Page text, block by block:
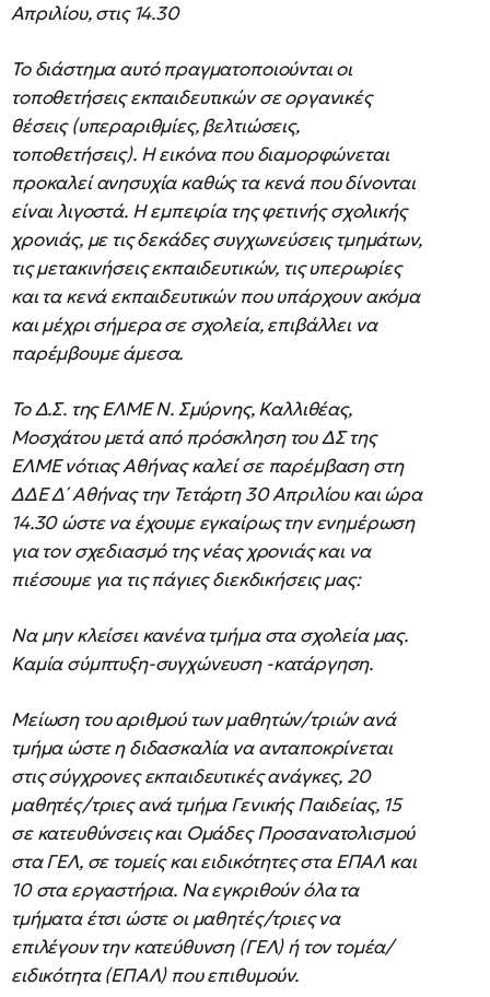
Απριλίου, στις 14.30
Το διάστημα αυτό πραγματοποιούνται οι
τοποθετήσεις εκπαιδευτικών σε οργανικές
θέσεις (υπεραριθμίες, βελτιώσεις,
τοποθετήσεις). Η εικόνα που διαμορφώνεται
προκαλεί ανησυχία καθώς τα κενά που δίνονται
είναι λιγοστά. Η εμπειρία της φετινής σχολικής
χρονιάς, με τις δεκάδες συγχωνεύσεις τμημάτων,
τις μετακινήσεις εκπαιδευτικών, τις υπερωρίες
και τα κενά εκπαιδευτικών που υπάρχουν ακόμα
και μέχρι σήμερα σε σχολεία, επιβάλλει να
παρέμβουμε άμεσα.
Το Δ.Σ. της ΕΛΜΕ Ν. Σμύρνης, Καλλιθέας,
Μοσχάτου μετά από πρόσκληση του ΔΣ της
ΕΛΜΕ νότιας Αθήνας καλεί σε παρέμβαση στη
ΔΔΕ Δ΄ Αθήνας την Τετάρτη 30 Απριλίου και ώρα
14.30 ώστε να έχουμε εγκαίρως την ενημέρωση
για τον σχεδιασμό της νέας χρονιάς και να
πιέσουμε για τις πάγιες διεκδικήσεις μας:
Να μην κλείσει κανένα τμήμα στα σχολεία μας.
Καμία σύμπτυξη-συγχώνευση -κατάργηση.
Μείωση του αριθμού των μαθητών/τριών ανά
τμήμα ώστε η διδασκαλία να ανταποκρίνεται
στις σύγχρονες εκπαιδευτικές ανάγκες, 20
μαθητές/τριες ανά τμήμα Γενικής Παιδείας, 15
σε κατευθύνσεις και Ομάδες Προσανατολισμού
στα ΓΕΛ, σε τομείς και ειδικότητες στα ΕΠΑΛ και
10 στα εργαστήρια. Να εγκριθούν όλα τα
τμήματα έτσι ώστε οι μαθητές/τριες να
επιλέγουν την κατεύθυνση (ΓΕΛ) ή τον τομέα/
ειδικότητα (ΕΠΑΛ) που επιθυμούν.